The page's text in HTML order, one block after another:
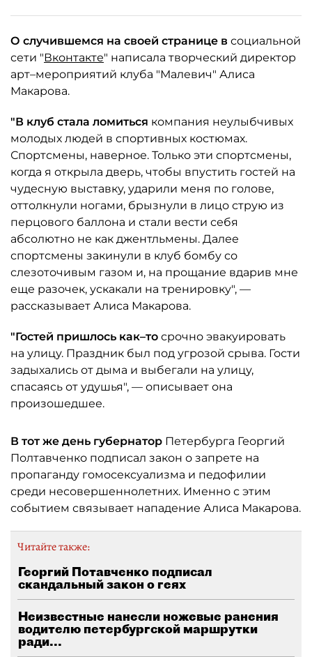
О случившемся на своей странице в социальной
сети "Вконтакте" написала творческий директор
арт–мероприятий клуба "Малевич" Алиса
Макарова.
"В клуб стала ломиться компания неулыбчивых
молодых людей в спортивных костюмах.
Спортсмены, наверное. Только эти спортсмены,
когда я открыла дверь, чтобы впустить гостей на
чудесную выставку, ударили меня по голове,
оттолкнули ногами, брызнули в лицо струю из
перцового баллона и стали вести себя
абсолютно не как джентльмены. Далее
спортсмены закинули в клуб бомбу со
слезоточивым газом и, на прощание вдарив мне
еще разочек, ускакали на тренировку", —
рассказывает Алиса Макарова.
"Гостей пришлось как–то срочно эвакуировать
на улицу. Праздник был под угрозой срыва. Гости
задыхались от дыма и выбегали на улицу,
спасаясь от удушья", — описывает она
произошедшее.
В тот же день губернатор Петербурга Георгий
Полтавченко подписал закон о запрете на
пропаганду гомосексуализма и педофилии
среди несовершеннолетних. Именно с этим
событием связывает нападение Алиса Макарова.
Читайте также:
Георгий Потавченко подписал
скандальный закон о геях
Неизвестные нанесли ножевые ранения
водителю петербургской маршрутки
ради...